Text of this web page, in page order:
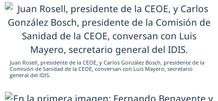
Juan Rosell, presidente de la CEOE, y Carlos González Bosch, presidente de la
Comisión de Sanidad de la CEOE, conversan con Luis Mayero, secretario
general del IDIS.